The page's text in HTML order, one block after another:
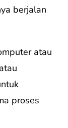
berjalan
atau
proses